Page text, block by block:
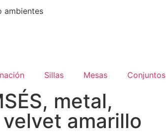
ambientes
Sillas Mesas Conjuntos
metal,
amarillo